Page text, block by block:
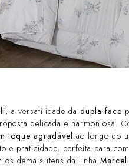
, a versatilidade dadupla face
delicada e harmoniosa.
toque agradável ao longo do
e praticidade, perfeita para
os demais itens da linhaMarceli